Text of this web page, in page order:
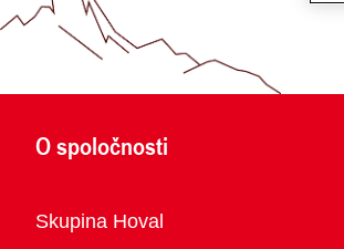
O spoločnosti
Prehľad
Skupina Hoval